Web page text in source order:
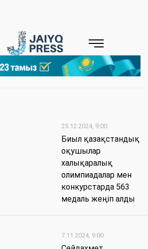
25.12.2024, 9:00
Биыл қазақстандық
оқушылар
халықаралық
олимпиадалар мен
конкурстарда 563
медаль жеңіп алды
7.11.2024, 9:00